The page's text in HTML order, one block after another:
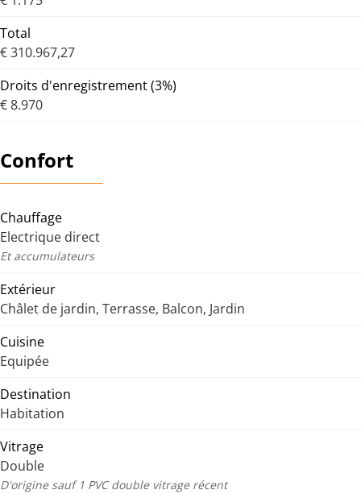
Total
€ 310.967,27
Droits d'enregistrement (3%)
€ 8.970
Confort
Chauffage
Electrique direct
Et accumulateurs
Extérieur
Châlet de jardin, Terrasse, Balcon, Jardin
Cuisine
Equipée
Destination
Habitation
Vitrage
Double
D'origine sauf 1 PVC double vitrage récent